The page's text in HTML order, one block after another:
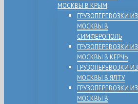
МОСКВЫ В КРЫМ
ГРУЗОПЕРЕВОЗКИ ИЗ
МОСКВЫ В
СИМФЕРОПОЛЬ
ГРУЗОПЕРЕВОЗКИ ИЗ
МОСКВЫ В КЕРЧЬ
ГРУЗОПЕРЕВОЗКИ ИЗ
МОСКВЫ В ЯЛТУ
ГРУЗОПЕРЕВОЗКИ ИЗ
МОСКВЫ В